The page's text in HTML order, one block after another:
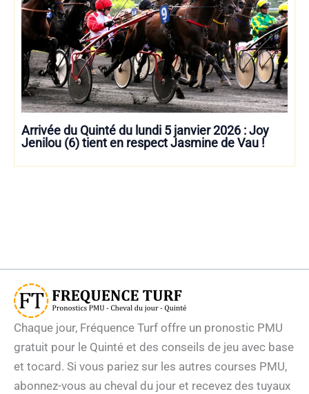
Arrivée du Quinté du lundi 5 janvier 2026 : Joy
Jenilou (6) tient en respect Jasmine de Vau !
Chaque jour, Fréquence Turf offre un pronostic PMU
gratuit pour le Quinté et des conseils de jeu avec base
et tocard. Si vous pariez sur les autres courses PMU,
abonnez-vous au cheval du jour et recevez des tuyaux